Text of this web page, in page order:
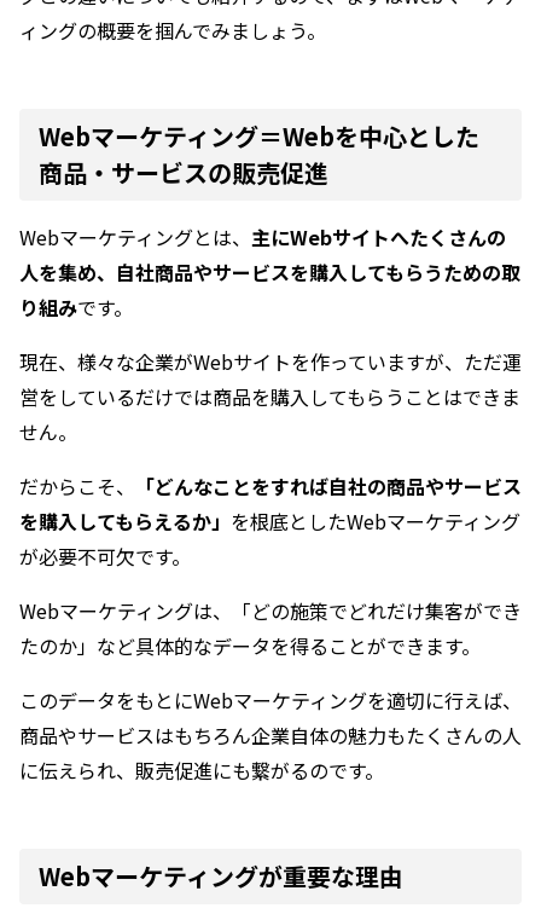
ィングの概要を掴んでみましょう。
Webマーケティング＝Webを中心とした
商品・サービスの販売促進
Webマーケティングとは、 主にWebサイトへたくさんの
人を集め、自社商品やサービスを購入してもらうための取
り組みです。
現在、様々な企業がWebサイトを作っていますが、ただ運
営をしているだけでは商品を購入してもらうことはできま
せん。
だからこそ、
「どんなことをすれば自社の商品やサービス
を購入してもらえるか」 を根底としたWebマーケティング
が必要不可欠です。
Webマーケティングは、「どの施策でどれだけ集客ができ
たのか」など具体的なデータを得ることができます。
このデータをもとにWebマーケティングを適切に行えば、
商品やサービスはもちろん企業自体の魅力もたくさんの人
に伝えられ、販売促進にも繋がるのです。
Webマーケティングが重要な理由